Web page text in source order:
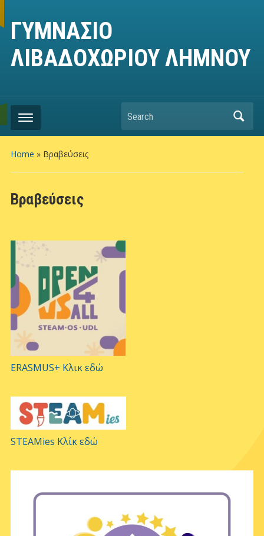
ΓΥΜΝΑΣΙΟ
ΛΙΒΑΔΟΧΩΡΙΟΥ ΛΗΜΝΟΥ
Search
Home » Βραβεύσεις
ERASMUS+ Κλικ εδώ
STEAMies Κλίκ εδώ
Βραβεύσεις